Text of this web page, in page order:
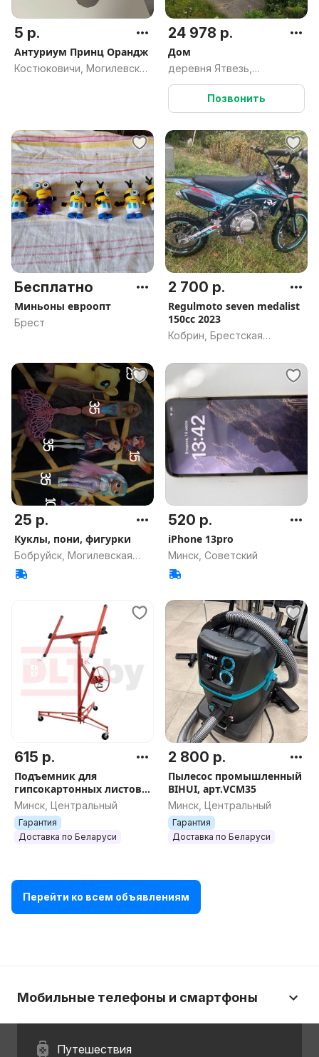
5 р.
Антуриум Принц Орандж
Костюковичи, Могилевская
24 978 р.
Дом
деревня Ятвезь,
Сопоцкинский сельсовет,
Гродненский район,
Гродненская область
Позвонить
Бесплатно
Миньоны евроопт
Брест
2 700 р.
Regulmoto seven medalist
150cc 2023
Кобрин, Брестская
25 р.
Куклы, пони, фигурки
Бобруйск, Могилевская
область
520 р.
iPhone 13pro
Минск, Советский
615 р.
Подъемник для
гипсокартонных листов
DLT Panel Lifter 335
(подъемник ГКЛ) до 3.35
м, арт.0585
Минск, Центральный
Гарантия
Доставка по Беларуси
2 800 р.
Пылесос промышленный
BIHUI, арт.VCM35
Минск, Центральный
Гарантия
Доставка по Беларуси
Перейти ко всем объявлениям
Мобильные телефоны и смартфоны
Путешествия